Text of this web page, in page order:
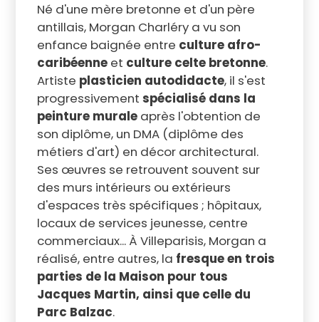
Né d'une mère bretonne et d'un père
antillais, Morgan Charléry a vu son
enfance baignée entre culture afro-
caribéenneet culture celte bretonne.
Artiste plasticien autodidacte, il s'est
progressivement spécialisé dans la
peinture murale après l'obtention de
son diplôme, un DMA (diplôme des
métiers d'art) en décor architectural.
Ses œuvres se retrouvent souvent sur
des murs intérieurs ou extérieurs
d'espaces très spécifiques ; hôpitaux,
locaux de services jeunesse, centre
commerciaux... À Villeparisis, Morgan a
réalisé, entre autres, la fresque en trois
parties de la Maison pour tous
Jacques Martin, ainsi que celle du
Parc Balzac.